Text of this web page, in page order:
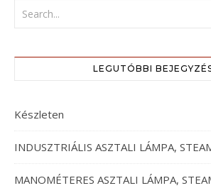
LEGUTÓBBI
Készleten
INDUSZTRIÁLIS ASZTALI LÁMPA,
MANOMÉTERES ASZTALI LÁMPA,